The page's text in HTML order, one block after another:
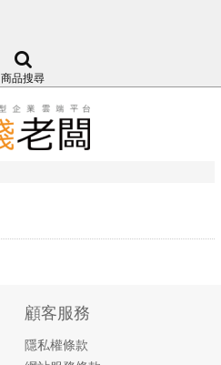
商品搜尋
顧客服務
隱私權條款